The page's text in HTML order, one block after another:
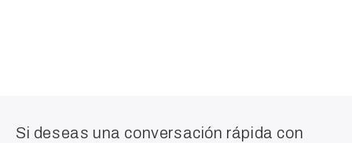
Si deseas una conversación rápida con